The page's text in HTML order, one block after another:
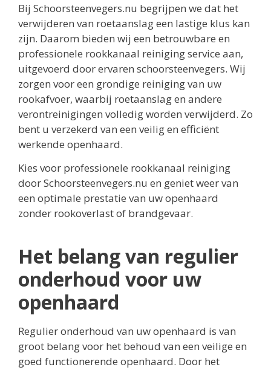
Bij Schoorsteenvegers.nu begrijpen we dat het
verwijderen van roetaanslag een lastige klus kan
zijn. Daarom bieden wij een betrouwbare en
professionele rookkanaal reiniging service aan,
uitgevoerd door ervaren schoorsteenvegers. Wij
zorgen voor een grondige reiniging van uw
rookafvoer, waarbij roetaanslag en andere
verontreinigingen volledig worden verwijderd. Zo
bent u verzekerd van een veilig en efficiënt
werkende openhaard.
Kies voor professionele rookkanaal reiniging
door Schoorsteenvegers.nu en geniet weer van
een optimale prestatie van uw openhaard
zonder rookoverlast of brandgevaar.
Het belang van regulier
onderhoud voor uw
openhaard
Regulier onderhoud van uw openhaard is van
groot belang voor het behoud van een veilige en
goed functionerende openhaard. Door het